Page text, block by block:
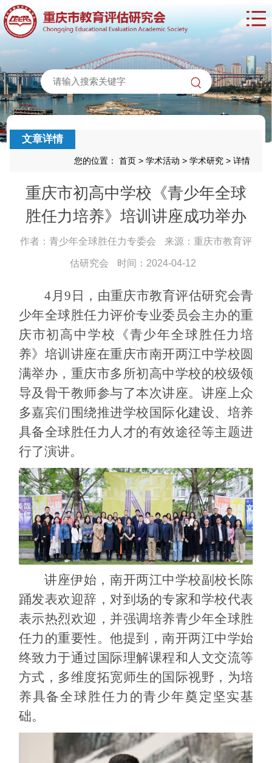
文章详情
您的位置：首页 >学术活动 >学术研究 >详情
重庆市初高中学校《青少年全球
胜任力培养》培训讲座成功举办
作者：青少年全球胜任力专委会 来源：重庆市教育评
估研究会 时间：2024-04-12
4月9 日，由重庆市教育评估研究会青
少年全球胜任力评价专业委员会主办的重
庆市初高中学校《青少年全球胜任力培
养》培训讲座在重庆市南开两江中学校圆
满举办，重庆市多所初高中学校的校级领
导及骨干教师参与了本次讲座。讲座上众
多嘉宾们围绕推进学校国际化建设、培养
具备全球胜任力人才的有效途径等主题进
行了演讲。
讲座伊始，南开两江中学校副校长陈
踊发表欢迎辞，对到场的专家和学校代表
表示热烈欢迎，并强调培养青少年全球胜
任力的重要性。他提到，南开两江中学始
终致力于通过国际理解课程和人文交流等
方式，多维度拓宽师生的国际视野，为培
养具备全球胜任力的青少年奠定坚实基
础。